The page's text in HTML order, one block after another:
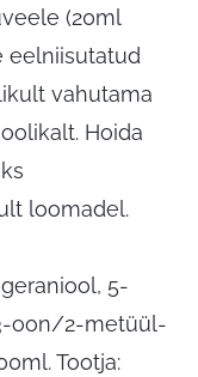
(20ml
eelniisutatud
vahutama
Hoida
loomadel.
5-
oon/2-metüül-
Tootja: